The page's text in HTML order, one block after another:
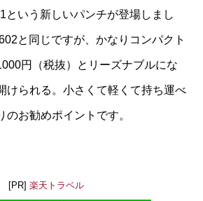
という新しいパンチが登場しまし
と同じですが、かなりコンパクト
円（税抜）とリーズナブルにな
けられる。小さくて軽くて持ち運べ
のお勧めポイントです。
[PR] 楽天トラベル